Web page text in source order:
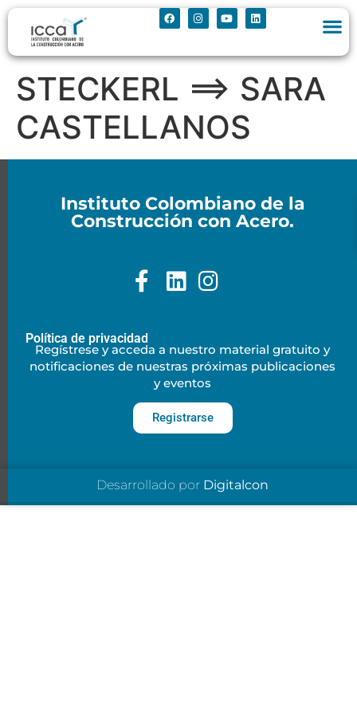
STECKERL ==> SARA
CASTELLANOS
Instituto Colombiano de la
Construcción con Acero.
Política de privacidad
Regístrese y acceda a nuestro material gratuito y
notificaciones de nuestras próximas publicaciones
y eventos
Registrarse
Desarrollado por Digitalcon